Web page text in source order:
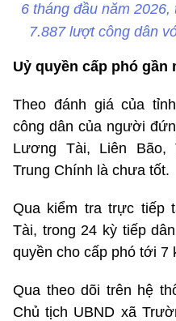
6 tháng đầu năm
7.887 lượt công dân
Uỷ quyền cấp phó gần
Theo đánh giá của
công dân của người
Lương Tài, Liên Bão,
Trung Chính là chưa tốt.
Qua kiểm tra trực tiếp
Tài, trong 24 kỳ tiếp
quyền cho cấp phó tới 7
Qua theo dõi trên hệ
Chủ tịch UBND xã